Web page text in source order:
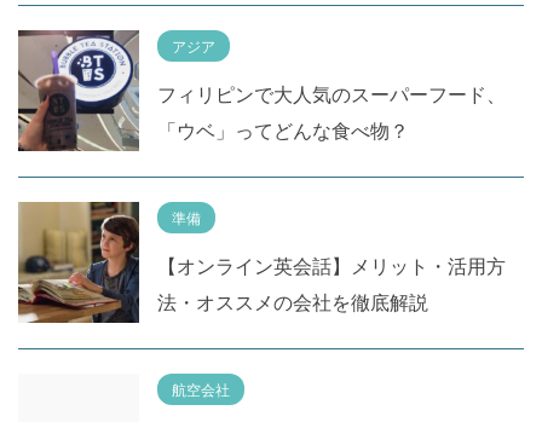
アジア
フィリピンで大人気のスーパーフード、
「ウベ」ってどんな食べ物？
準備
【オンライン英会話】メリット・活用方
法・オススメの会社を徹底解説
航空会社